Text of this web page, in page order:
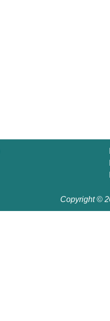
Copyright ©